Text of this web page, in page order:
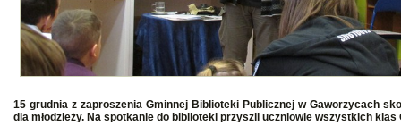
15 grudnia z zaproszenia Gminnej Biblioteki Publicznej w Gaworzycach
dla młodzieży. Na spotkanie do biblioteki przyszli uczniowie wszystkich